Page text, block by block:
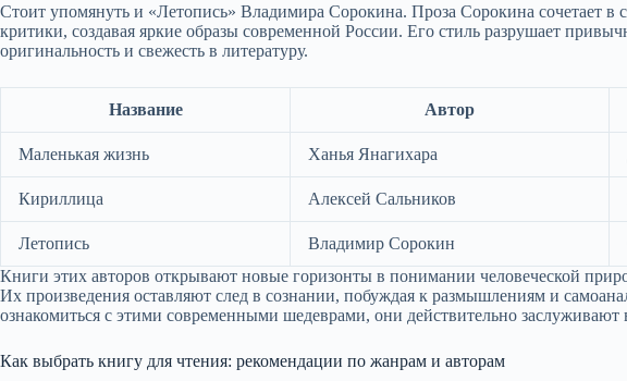
Стоит упомянуть и «Летопись» Владимира Сорокина. Проза Сорокина сочетает в
критики, создавая яркие образы современной России. Его стиль разрушает
оригинальность и свежесть в литературу.
Название Автор
Маленькая жизнь Ханья Янагихара
Кириллица Алексей Сальников
Летопись Владимир Сорокин
Книги этих авторов открывают новые горизонты в понимании человеческой
Их произведения оставляют след в сознании, побуждая к размышлениям и
ознакомиться с этими современными шедеврами, они действительно
Как выбрать книгу для чтения: рекомендации по жанрам и авторам